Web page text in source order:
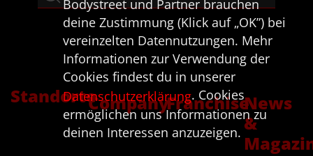
StandorteCompanyFranchiseNews
&
Bodystreet und Partner brauchen
deine Zustimmung (Klick auf „OK”) bei
vereinzelten Datennutzungen. Mehr
Informationen zur Verwendung der
Cookies findest du in unserer
Datenschutzerklärung. Cookies
ermöglichen uns Informationen zu
deinen Interessen anzuzeigen.